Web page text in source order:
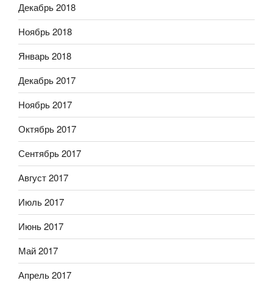
Декабрь 2018
Ноябрь 2018
Январь 2018
Декабрь 2017
Ноябрь 2017
Октябрь 2017
Сентябрь 2017
Август 2017
Июль 2017
Июнь 2017
Май 2017
Апрель 2017